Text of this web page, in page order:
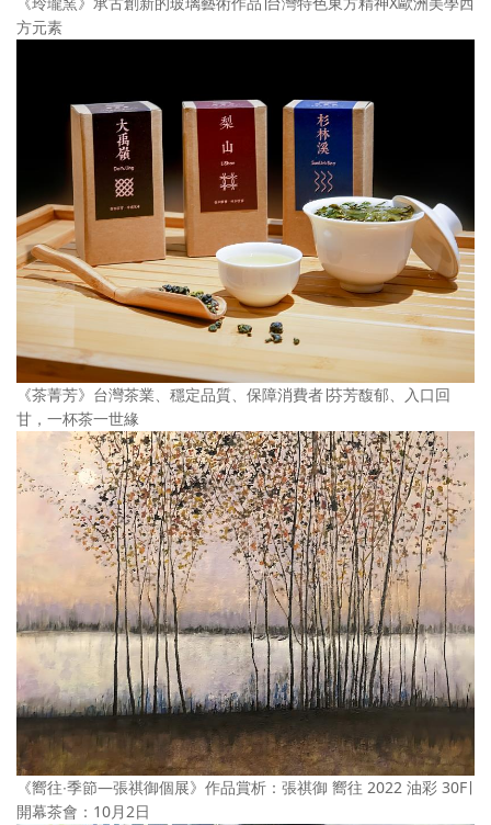
方元素
《茶菁芳》台灣茶業、穩定品質、保障消費者∣芬芳馥郁、入口回
甘，一杯茶一世緣
《嚮往∙季節—張祺御個展》作品賞析：張祺御 嚮往 2022 油彩 30F∣
開幕茶會：10月2日